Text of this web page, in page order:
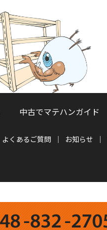
中古でマテハンガイド
よくあるご質問 お知らせ